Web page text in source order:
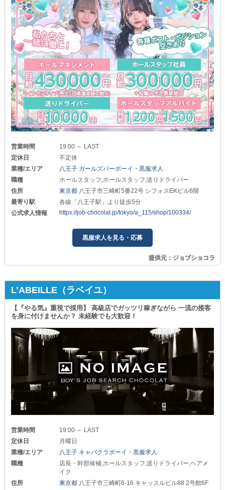
営業時間
19:00 ～ LAST
定休日
不定休
業種/エリア
八王子 ガールズバーボーイ・黒服求人
職種
ホールスタッフ,ホールスタッフ,送りドライバー
住所
東京都 八王子市三崎町5番22号 シフォスEKビル6階
最寄り駅
各線「八王子駅」より徒歩5分
公式求人情報
https://job-chocolat.jp/tokyo/a_115/shop/100334/
黒服求人を見る・応募
提供元：ジョブショコラ
L’ABEILLE（ラベイユ）
【『やる気』重視で採用】 高級店でガッツリ稼ぎながら 一流の接客
を身に付けませんか？ 未経験でも大歓迎！
営業時間
19:00 ～ LAST
定休日
月曜日
業種/エリア
八王子 キャバクラボーイ・黒服求人
職種
店長・幹部候補,ホールスタッフ,送りドライバー,ヘアメ
イク
住所
東京都 八王子市三崎町6-16 キャッスルビル88 2号館6F